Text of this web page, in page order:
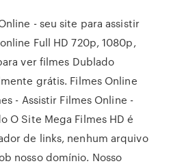
- seu site para assistir
Full HD 720p, 1080p,
ver filmes Dublado
grátis. Filmes Online
- Assistir Filmes Online -
O Site Mega Filmes HD é
de links, nenhum arquivo
nosso domínio. Nosso